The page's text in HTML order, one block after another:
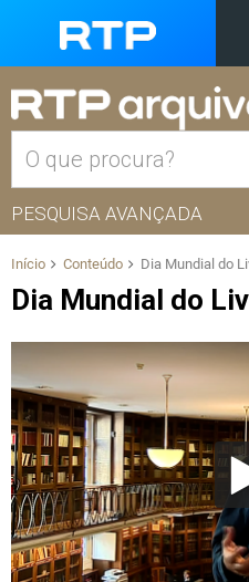
PESQUISA AVANÇADA
Início Conteúdo Dia Mundial do
Dia Mundial do